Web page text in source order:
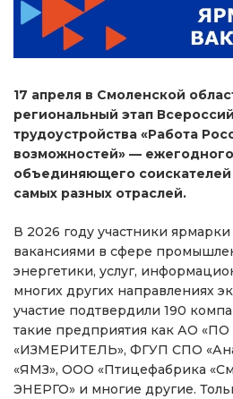
17 апреля в Смоленской
региональный этап
трудоустройства «Работа
возможностей» —
объединяющего соискателей
самых разных отраслей.
В 2026 году участники
вакансиями в сфере
энергетики, услуг,
многих других направлениях
участие подтвердили 190
такие предприятия как АО «ПО
«ИЗМЕРИТЕЛЬ», ФГУП СПО
«ЯМЗ», ООО «Птицефабрика
ЭНЕРГО» и многие другие.